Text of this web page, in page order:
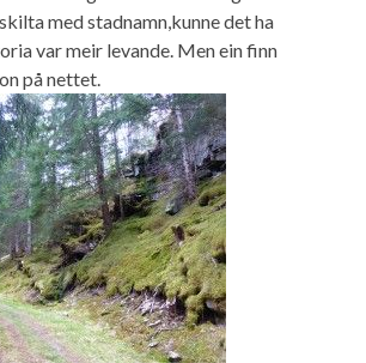
med stadnamn,kunne det ha
var meir levande. Men ein finn
på nettet.